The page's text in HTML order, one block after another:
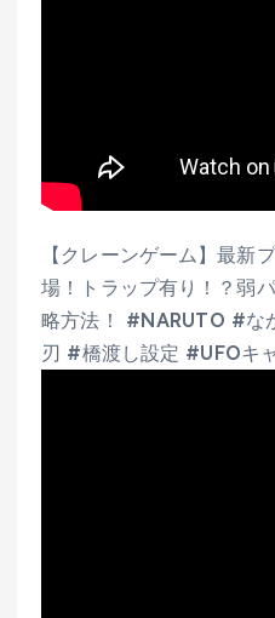
【クレーンゲーム】最新
場！トラップ有り！？弱
略方法！ #NARUTO #な
刃 #橋渡し設定 #UFOキ